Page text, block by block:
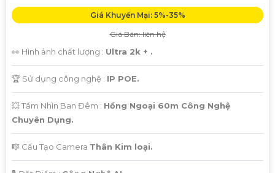
Giá Khuyến Mại: 5%-35%
Giá Bán: liên hệ
👀 Hình ảnh chất lượng : Ultra 2k + .
🏆 Sử dụng công nghệ : IP POE.
💥 Tầm Nhìn Ban Đêm : Hồng Ngoại 60m Công Nghệ
Chuyên Dụng.
🎼️ Cấu Tạo Camera Thân Kim loại.